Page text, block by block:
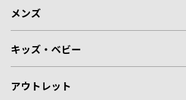
メンズ
キッズ・ベビー
アウトレット